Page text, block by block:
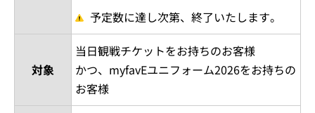
予定数に達し次第、終了いたします。
対象
当日観戦チケットをお持ちのお客様
かつ、myfavEユニフォーム2026をお持ちの
お客様